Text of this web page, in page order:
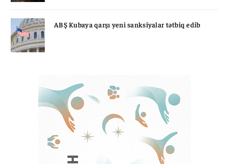
ABŞ Kubaya qarşı yeni sanksiyalar tətbiq edib